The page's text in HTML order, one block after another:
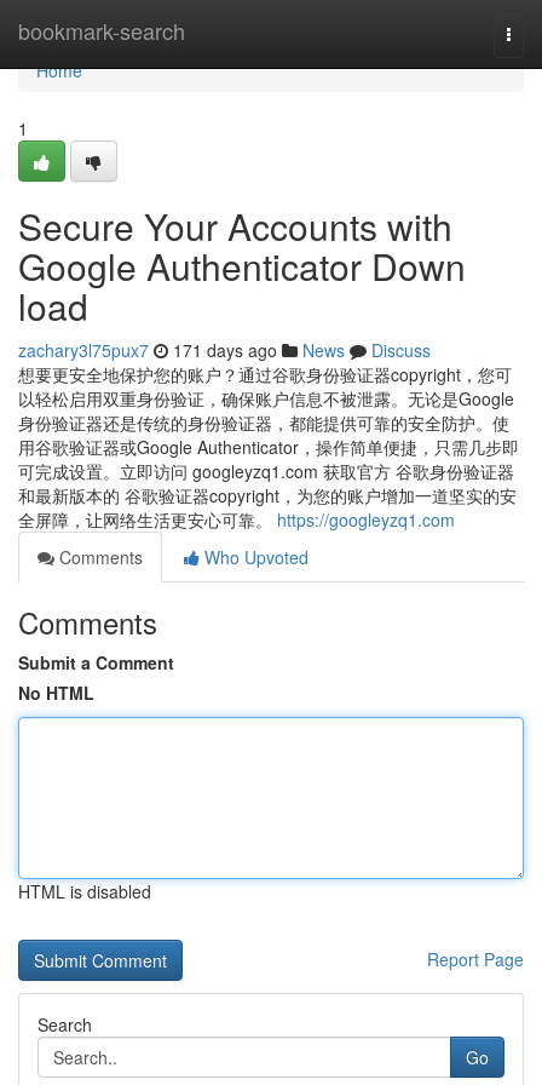
bookmark-search
Home
Home
1
Secure Your Accounts with
Google Authenticator Down
load
zachary3l75pux7 171 days ago News
Discuss
想要更安全地保护您的账户？通过谷歌身份验证器copyright，您可
以轻松启用双重身份验证，确保账户信息不被泄露。无论是Google
身份验证器还是传统的身份验证器，都能提供可靠的安全防护。使
用谷歌验证器或Google Authenticator，操作简单便捷，只需几步即
可完成设置。立即访问 googleyzq1.com 获取官方 谷歌身份验证器
和最新版本的 谷歌验证器copyright，为您的账户增加一道坚实的安
全屏障，让网络生活更安心可靠。 https://googleyzq1.com
Comments
Who Upvoted
Comments
Submit a Comment
No HTML
HTML is disabled
Report Page
Search
Go